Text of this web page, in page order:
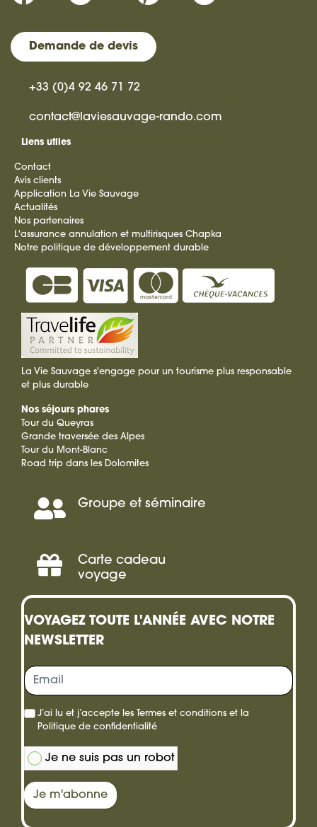
Demande de devis
+33 (0)4 92 46 71 72
contact@laviesauvage-rando.com
Liens utiles
Contact
Avis clients
Application La Vie Sauvage
Actualités
Nos partenaires
L'assurance annulation et multirisques Chapka
Notre politique de développement durable
La Vie Sauvage s'engage pour un tourisme plus responsable
et plus durable
Nos séjours phares
Tour du Queyras
Grande traversée des Alpes
Tour du Mont-Blanc
Road trip dans les Dolomites
Groupe et séminaire
Séminaire,
Incentive
Carte cadeau
voyage
Offrir
une
carte
cadeau
VOYAGEZ TOUTE L'ANNÉE AVEC NOTRE
NEWSLETTER
J’ai lu et j’accepte lesTermes et conditions et la
Politique de confidentialité
Je ne suis pas un robot
Je m'abonne